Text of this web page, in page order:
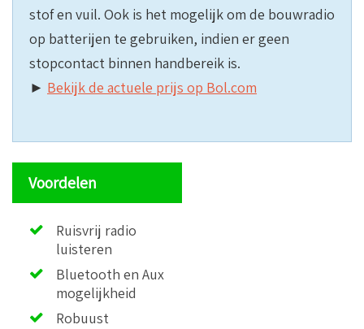
stof en vuil. Ook is het mogelijk om de bouwradio
op batterijen te gebruiken, indien er geen
stopcontact binnen handbereik is.
► Bekijk de actuele prijs op Bol.com
Voordelen
Ruisvrij radio
luisteren
Bluetooth en Aux
mogelijkheid
Robuust